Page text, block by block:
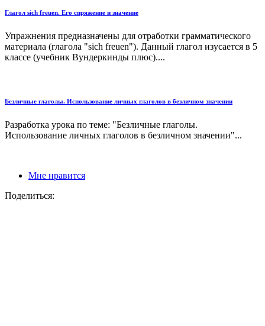
Глагол sich freuen. Его спряжение и значение
Упражнения предназначены для отработки грамматического
материала (глагола "sich freuen"). Данный глагол изусается в 5
классе (учебник Вундеркинды плюс)....
Безличные глаголы. Использование личных глаголов в безличном значении
Разработка урока по теме: "Безличные глаголы.
Использование личных глаголов в безличном значении"...
Мне нравится
Поделиться: